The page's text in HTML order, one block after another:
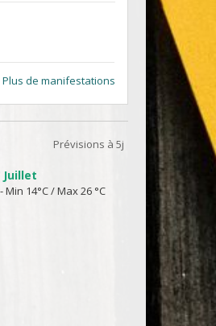
Plus de manifestations
Prévisions à 5j
Juillet
14°C / Max 26 °C